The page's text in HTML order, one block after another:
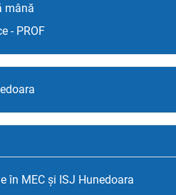
mână
- PROF
în MEC și ISJ Hunedoara